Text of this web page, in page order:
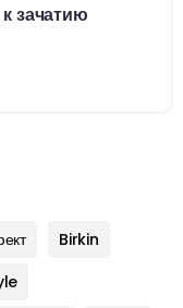
зачатию
Birkin